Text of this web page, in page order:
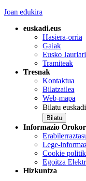
Joan edukira
euskadi.eus
Hasiera-orria
Gaiak
Eusko
Tramiteak
Tresnak
Kontaktua
Bilatzailea
Web-mapa
Bilatu
Informazio
Lege-
Cookie
Egoitza
Hizkuntza